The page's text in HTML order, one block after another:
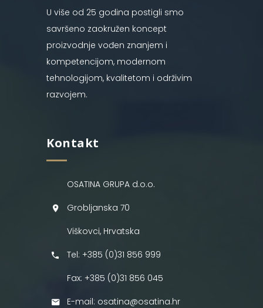
U više od 25 godina postigli smo
savršeno zaokružen koncept
proizvodnje vođen znanjem i
kompetencijom, modernom
tehnologijom, kvalitetom i održivim
razvojem.
Kontakt
OSATINA GRUPA d.o.o.
Grobljanska 70
Viškovci, Hrvatska
Tel: +385 (0)31 856 999
Fax: +385 (0)31 856 045
E-mail: osatina@osatina.hr